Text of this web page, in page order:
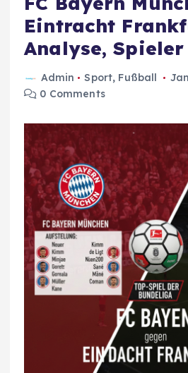
Eintracht
Analyse,
Admin Sport, Fußball
0 Comments